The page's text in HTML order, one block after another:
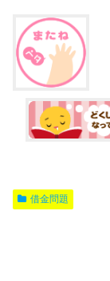
借金問題